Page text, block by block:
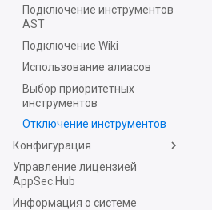
Подключение инструментов
AST
Подключение Wiki
Использование алиасов
Выбор приоритетных
инструментов
Отключение инструментов
Конфигурация
Управление лицензией
AppSec.Hub
Информация о системе